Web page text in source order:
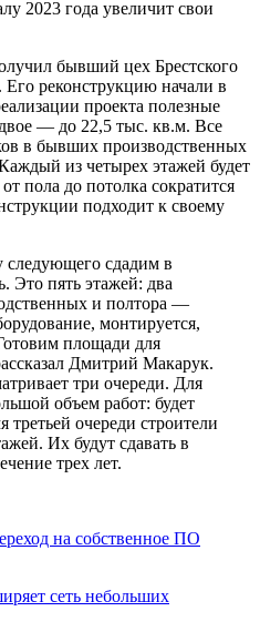
бывший цех Брестского
Его реконструкцию начали в
проекта полезные
— до 22,5 тыс. кв.м. Все
в бывших производственных
из четырех этажей будет
пола до потолка сократится
подходит к своему
следующего сдадим в
Это пять этажей: два
и полтора —
монтируется,
площади для
Дмитрий Макарук.
три очереди. Для
объем работ: будет
третьей очереди строители
Их будут сдавать в
трех лет.
на собственное ПО
сеть небольших